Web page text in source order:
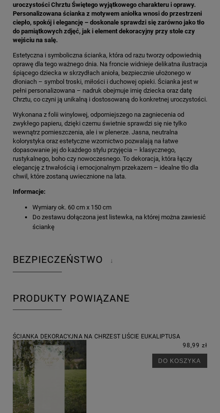
uroczystości Chrztu Świętego wyjątkowego charakteru i oprawy.
Personalizowana ścianka z motywem aniołka wnosi do przestrzeni
ciepło, spokój i elegancję – doskonale sprawdzi się zarówno jako tło
do pamiątkowych zdjęć, jak i element dekoracyjny przy stole czy
wejściu na salę.
Estetyczna i symboliczna ścianka, która od razu tworzy odpowiednią
oprawę dla tego ważnego dnia. Na froncie widnieje delikatna ilustracja
śpiącego dziecka w skrzydłach anioła, bezpiecznie ułożonego w
dłoniach – symbol troski, miłości i duchowej opieki. Ścianka jest w
pełni personalizowana – nadruk obejmuje imię dziecka oraz datę
Chrztu, co czyni ją unikalną i dostosowaną do konkretnej uroczystości.
Wykonana z folii winylowej, odporniejszego na zagniecenia od
zwykłego papieru, dzięki czemu świetnie sprawdzi się nie tylko
wewnątrz pomieszczenia, ale i w plenerze. Jasna, neutralna
kolorystyka oraz estetyczne wzornictwo pozwalają na łatwe
dopasowanie jej do każdego stylu przyjęcia – klasycznego,
rustykalnego, boho czy nowoczesnego. To dekoracja, która łączy
elegancję z trwałością i emocjonalnym przekazem – idealne tło dla
chwil, które zostaną uwiecznione na lata.
Informacje:
Wymiary ok. 60 cm x 150 cm
Do zestawu dołączona jest listewka, na której można zawiesić
ściankę
BEZPIECZEŃSTWO ↓
PRODUKTY POWIĄZANE
ŚCIANKA DEKORACYJNA NA CHRZEST LIŚCIE EUKALIPTUSA
98,99 zł
DO KOSZYKA